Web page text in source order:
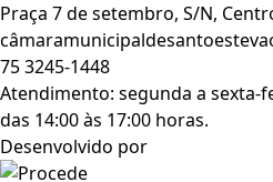
Praça 7 de setembro, S/N,
75 3245-1448
Atendimento: segunda a sexta-
das 14:00 às 17:00 horas.
Desenvolvido por